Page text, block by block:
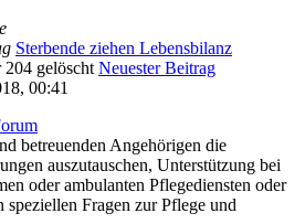
Sterbende ziehen Lebensbilanz
204 gelöscht Neuester Beitrag
00:41
betreuenden Angehörigen die
auszutauschen, Unterstützung bei
oder ambulanten Pflegediensten oder
speziellen Fragen zur Pflege und